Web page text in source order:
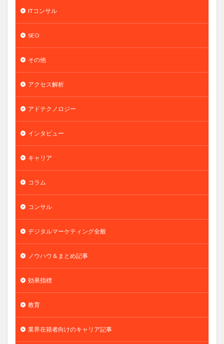
ITコンサル
SEO
その他
アクセス解析
アドテクノロジー
インタビュー
キャリア
コラム
コンサル
デジタルマーケティング全般
ノウハウ＆まとめ記事
効果指標
教育
業界在籍者向けのキャリア記事